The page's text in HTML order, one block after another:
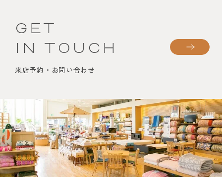
GET
IN TOUCH
来店予約・お問い合わせ